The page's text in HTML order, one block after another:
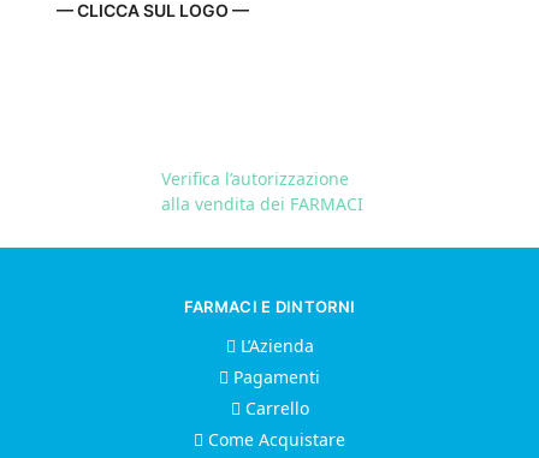
— CLICCA SUL LOGO —
Verifica l’autorizzazione
alla vendita dei FARMACI
FARMACI E DINTORNI
L’Azienda
Pagamenti
Carrello
Come Acquistare